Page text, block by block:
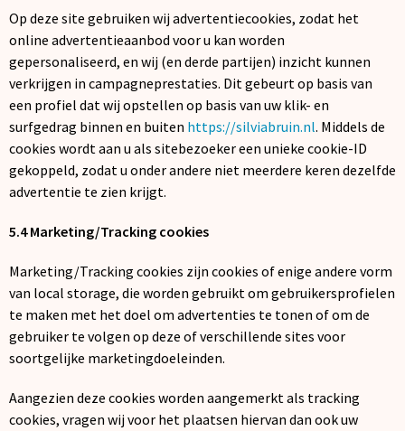
Op deze site gebruiken wij advertentiecookies, zodat het
online advertentieaanbod voor u kan worden
gepersonaliseerd, en wij (en derde partijen) inzicht kunnen
verkrijgen in campagneprestaties. Dit gebeurt op basis van
een profiel dat wij opstellen op basis van uw klik- en
surfgedrag binnen en buiten https://silviabruin.nl. Middels de
cookies wordt aan u als sitebezoeker een unieke cookie-ID
gekoppeld, zodat u onder andere niet meerdere keren dezelfde
advertentie te zien krijgt.
5.4 Marketing/Tracking cookies
Marketing/Tracking cookies zijn cookies of enige andere vorm
van local storage, die worden gebruikt om gebruikersprofielen
te maken met het doel om advertenties te tonen of om de
gebruiker te volgen op deze of verschillende sites voor
soortgelijke marketingdoeleinden.
Aangezien deze cookies worden aangemerkt als tracking
cookies, vragen wij voor het plaatsen hiervan dan ook uw